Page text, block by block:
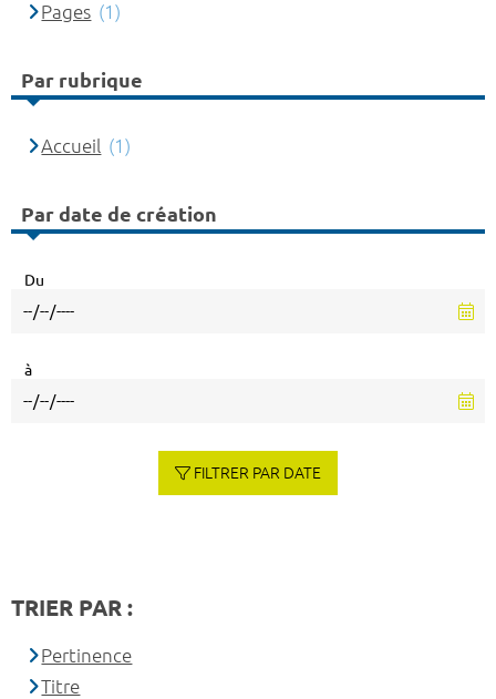
Pages (1)
Par rubrique
Accueil (1)
Par date de création
Du
à
FILTRER PAR DATE
TRIER PAR :
Pertinence
Titre